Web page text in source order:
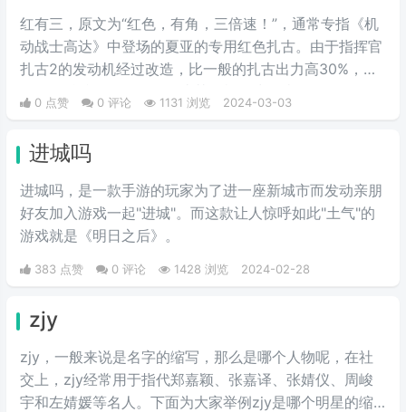
红有三，原文为“红色，有角，三倍速！”，通常专指《机
动战士高达》中登场的夏亚的专用红色扎古。由于指挥官
扎古2的发动机经过改造，比一般的扎古出力高30%，在
三倍速也被看作是夏亚登场的象征。
0 点赞 0 评论 1131 浏览 2024-03-03
进城吗
进城吗，是一款手游的玩家为了进一座新城市而发动亲朋
好友加入游戏一起"进城"。而这款让人惊呼如此"土气"的
游戏就是《明日之后》。
383 点赞 0 评论 1428 浏览 2024-02-28
zjy
zjy，一般来说是名字的缩写，那么是哪个人物呢，在社
交上，zjy经常用于指代郑嘉颖、张嘉译、张婧仪、周峻
宇和左婧媛等名人。下面为大家举例zjy是哪个明星的缩